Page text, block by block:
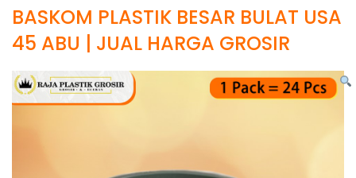
BASKOM PLASTIK BESAR BULAT USA
45 ABU | JUAL HARGA GROSIR